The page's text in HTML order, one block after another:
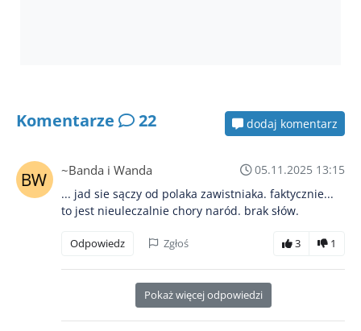
Komentarze 22 dodaj komentarz
~Banda i Wanda
05.11.2025 13:15
... jad sie sączy od polaka zawistniaka. faktycznie...
to jest nieuleczalnie chory naród. brak słów.
Odpowiedz Zgłoś 3 1
Pokaż więcej odpowiedzi